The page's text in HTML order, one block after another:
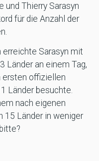
und Thierry Sarasyn
für die Anzahl der
Sarasyn mit
Länder an einem Tag,
ersten offiziellen
Länder besuchte.
nach eigenen
15 Länder in weniger